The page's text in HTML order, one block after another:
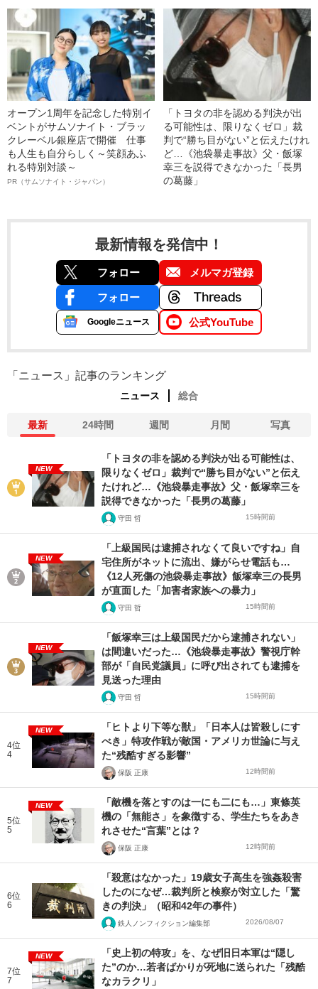
オープン1周年を記念した特別イ
ベントがサムソナイト・ブラッ
クレーベル銀座店で開催 仕事
も人生も自分らしく～笑顔あふ
れる特別対談～
PR（サムソナイト・ジャパン）
「トヨタの非を認める判決が出
る可能性は、限りなくゼロ」裁
判で“勝ち目がない”と伝えたけれ
ど…《池袋暴走事故》父・飯塚
幸三を説得できなかった「長男
の葛藤」
最新情報を発信中！
フォロー メルマガ登録
フォロー
Googleニュース 公式YouTube
「ニュース」記事のランキング
ニュース 総合
最新 24時間 週間 月間 写真
NEW
「トヨタの非を認める判決が出る可能性は、
限りなくゼロ」裁判で“勝ち目がない”と伝え
たけれど…《池袋暴走事故》父・飯塚幸三を
説得できなかった「長男の葛藤」
守田 哲 15時間前
NEW
「上級国民は逮捕されなくて良いですね」自
宅住所がネットに流出、嫌がらせ電話も…
《12人死傷の池袋暴走事故》飯塚幸三の長男
が直面した「加害者家族への暴力」
守田 哲 15時間前
NEW
「飯塚幸三は上級国民だから逮捕されない」
は間違いだった…《池袋暴走事故》警視庁幹
部が「自民党議員」に呼び出されても逮捕を
見送った理由
守田 哲 15時間前
4位
4
NEW
「ヒトより下等な獣」「日本人は皆殺しにす
べき」特攻作戦が敵国・アメリカ世論に与え
た“残酷すぎる影響”
保阪 正康 12時間前
5位
5
NEW
「敵機を落とすのは一にも二にも…」東條英
機の「無能さ」を象徴する、学生たちをあき
れさせた“言葉”とは？
保阪 正康 12時間前
6位
6
「殺意はなかった」19歳女子高生を強姦殺害
したのになぜ…裁判所と検察が対立した「驚
きの判決」（昭和42年の事件）
鉄人ノンフィクション編集部 2026/08/07
7位
7
NEW
「史上初の特攻」を、なぜ旧日本軍は“隠し
た”のか…若者ばかりが死地に送られた「残酷
なカラクリ」